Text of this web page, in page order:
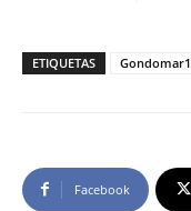
ETIQUETAS Gondomar1
Facebook